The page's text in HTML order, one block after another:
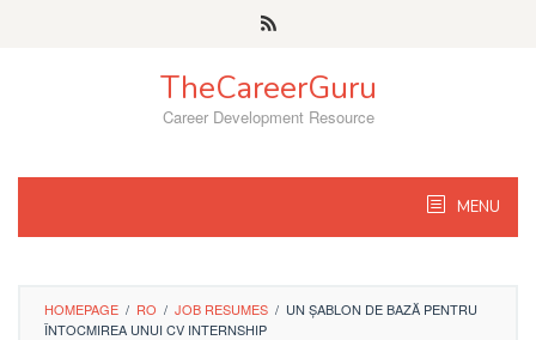
TheCareerGuru
Career Development Resource
MENU
HOMEPAGE / RO / JOB RESUMES / UN ȘABLON DE BAZĂ PENTRU
ÎNTOCMIREA UNUI CV INTERNSHIP